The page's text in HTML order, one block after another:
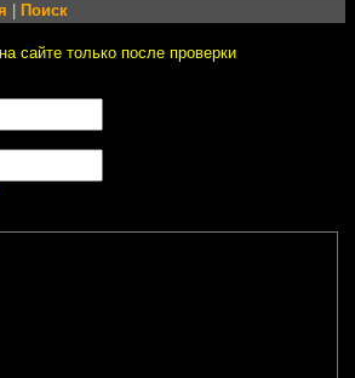
Поиск
сайте только после проверки